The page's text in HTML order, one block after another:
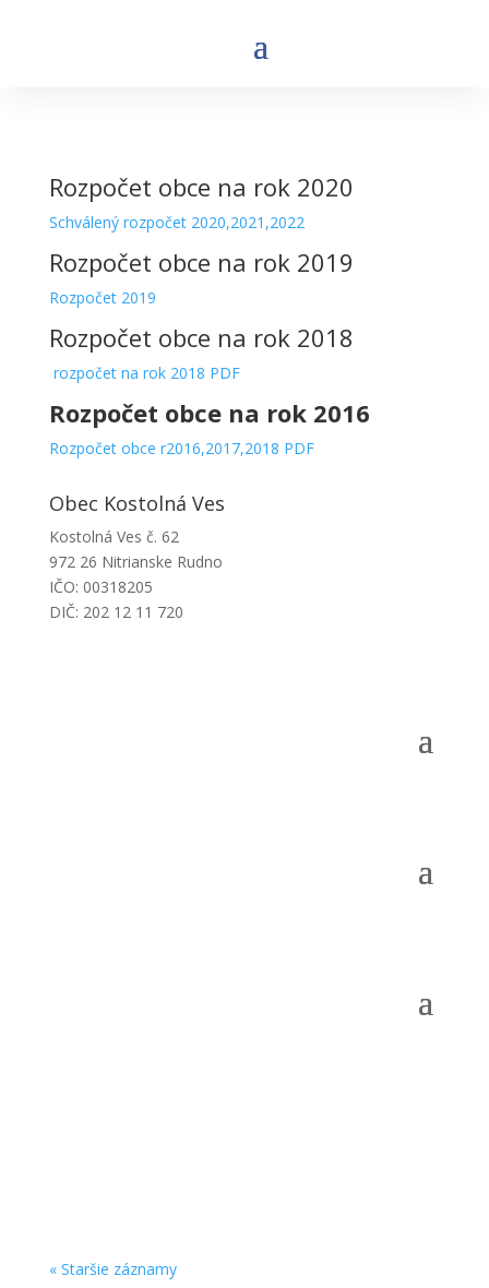
Rozpočet obce na rok 2020
Schválený rozpočet 2020,2021,2022
Rozpočet obce na rok 2019
Rozpočet 2019
Rozpočet obce na rok 2018
rozpočet na rok 2018 PDF
Rozpočet obce na rok 2016
Rozpočet obce r2016,2017,2018 PDF
Obec Kostolná Ves
Kostolná Ves č. 62
972 26 Nitrianske Rudno
IČO: 00318205
DIČ: 202 12 11 720
« Staršie záznamy